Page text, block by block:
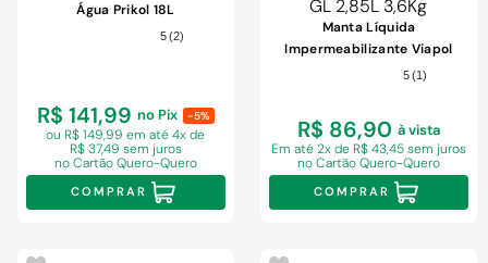
Água Prikol 18L
5 (2)
R$ 141,99 no Pix -5%
ou R$ 149,99 ematé 4x de
R$ 37,49 sem juros
no Cartão Quero-Quero
COMPRAR
Manta Líquida
Impermeabilizante Viapol
Vedalage Branco GL 2,85L
5 (1)
R$ 86,90 à vista
Em até 2x de R$ 43,45 sem juros
no Cartão Quero-Quero
COMPRAR